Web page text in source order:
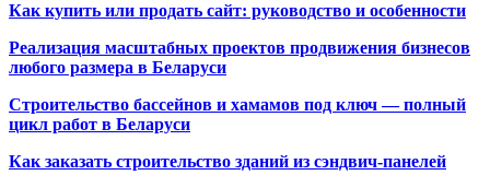
Как купить или продать сайт: руководство и особенности
Реализация масштабных проектов продвижения бизнесов
любого размера в Беларуси
Строительство бассейнов и хамамов под ключ — полный
цикл работ в Беларуси
Как заказать строительство зданий из сэндвич-панелей